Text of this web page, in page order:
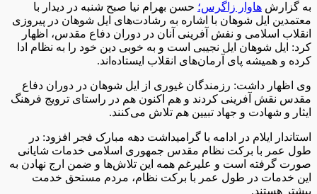
به گزارش هاوار زاگرس؛ حسن بهرام نیا صبح شنبه در دیدار با
معتمدین ایل شوهان با اشاره به رشادت‌های ایل شوهان در پیروزی
انقلاب اسلامی و نفش آفرینی آنان در دوران دفاع مقدس، اظهار
کرد: ایل شوهان ایل نجیبی است و به خوبی دین خود را به نظام ادا
کرده و همیشه پای آرمان‌های انقلاب ایستاده‌اند.
وی اظهار داشت: رزمندگان غیوری از ایل شوهان در دوران دفاع
مقدس نقش آفرینی کردند و هم اکنون هم در راستای ترویج فرهنگ
ایثار و شهادت و جهاد تبیین هم تلاش می‌کنند.
استاندار ایلام در ادامه با گرامیداشت دهه مبارک فجر افزود: در
طول عمر با برکت نظام مقدس جمهوری اسلامی خدمات شایانی
صورت گرفته است و علیرغم همه این تلاش‌ها و ضمن ارج نهادن به
این خدمات در طول عمر با برکت نظام، مردم مستحق خدمت
بیشتر هستند.